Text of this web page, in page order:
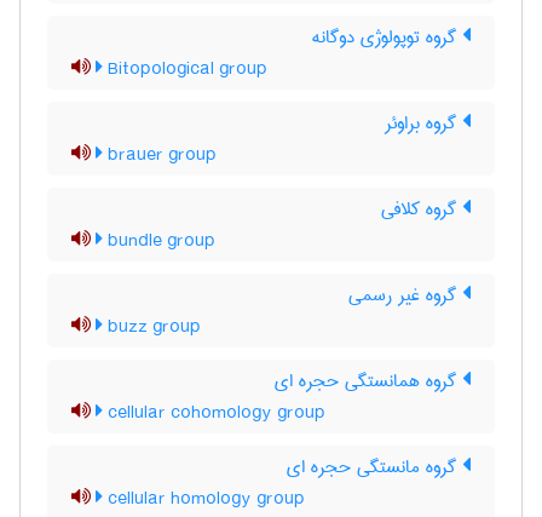
گروه توپولوژی دوگانه
Bitopological group
گروه براوئر
brauer group
گروه کلافی
bundle group
گروه غیر رسمی
buzz group
گروه همانستگی حجره ای
cellular cohomology group
گروه مانستگی حجره ای
cellular homology group